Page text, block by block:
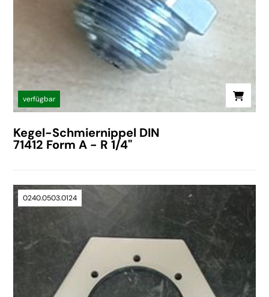
verfügbar
Kegel-Schmiernippel DIN
71412 Form A - R 1/4"
0240.0503.0124